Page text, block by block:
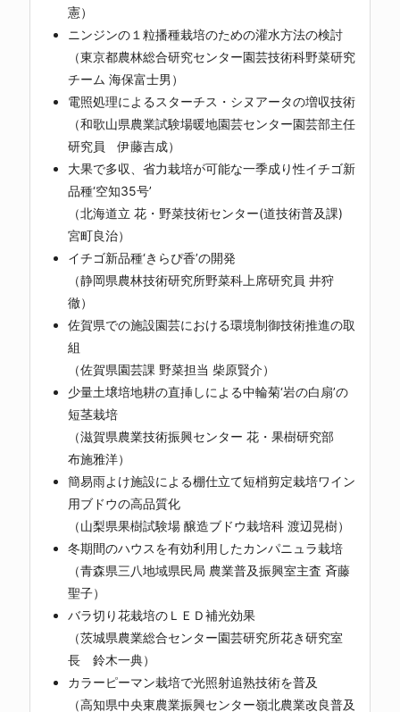
憲）
ニンジンの１粒播種栽培のための灌水方法の検討
（東京都農林総合研究センター園芸技術科野菜研究
チーム 海保富士男）
電照処理によるスターチス・シヌアータの増収技術
（和歌山県農業試験場暖地園芸センター園芸部主任
研究員 伊藤吉成）
大果で多収、省力栽培が可能な一季成り性イチゴ新
品種‘空知35号’
（北海道立 花・野菜技術センター(道技術普及課)
宮町良治）
イチゴ新品種‘きらぴ香’の開発
（静岡県農林技術研究所野菜科上席研究員 井狩
徹）
佐賀県での施設園芸における環境制御技術推進の取
組
（佐賀県園芸課 野菜担当 柴原賢介）
少量土壌培地耕の直挿しによる中輪菊‘岩の白扇’の
短茎栽培
（滋賀県農業技術振興センター 花・果樹研究部
布施雅洋）
簡易雨よけ施設による棚仕立て短梢剪定栽培ワイン
用ブドウの高品質化
（山梨県果樹試験場 醸造ブドウ栽培科 渡辺晃樹）
冬期間のハウスを有効利用したカンパニュラ栽培
（青森県三八地域県民局 農業普及振興室主査 斉藤
聖子）
バラ切り花栽培のＬＥＤ補光効果
（茨城県農業総合センター園芸研究所花き研究室
長 鈴木一典）
カラーピーマン栽培で光照射追熟技術を普及
（高知県中央東農業振興センター嶺北農業改良普及